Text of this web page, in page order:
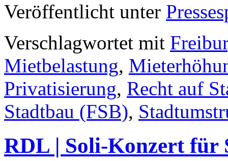
Veröffentlicht unter
Verschlagwortet mit
Mietbelastung,
Privatisierung, Recht auf
Stadtbau (FSB),
RDL | Soli-Konzert für